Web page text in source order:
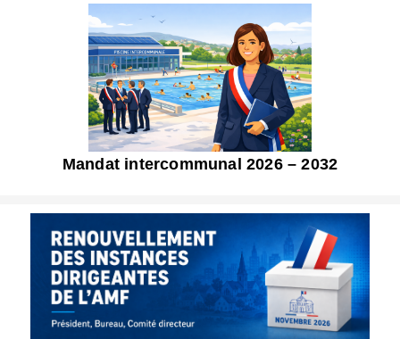
Mandat intercommunal 2026 – 2032